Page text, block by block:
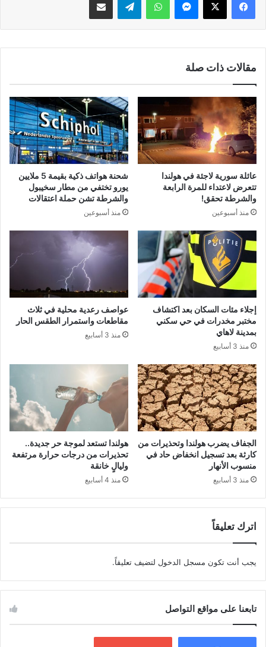
مقالات ذات صلة
عائلة سورية لاجئة في هولندا
تتعرض لاعتداء للمرة الرابعة
والشرطة تحقق!
منذ أسبوعين
شحنة هواتف ذكية بقيمة 5 ملايين
يورو تختفي من مطار سخيبول
والشرطة تشن حملة اعتقالات
منذ أسبوعين
إجلاء مئات السكان بعد اكتشاف
مختبر مخدرات في حي سكني
بمدينة لاهاي
منذ 3 أسابيع
عواصف رعدية محلية في ثلاث
مقاطعات واستمرار الطقس الحار
منذ 3 أسابيع
الجفاف يضرب هولندا وتحذيرات من
كارثة بعد تسجيل انخفاض حاد في
منسوب الأنهار
منذ 3 أسابيع
هولندا تستعد لموجة حر جديدة..
تحذيرات من درجات حرارة مرتفعة
وليالٍ خانقة
منذ 4 أسابيع
اترك تعليقاً
يجب أنت تكون مسجل الدخول لتضيف تعليقاً.
تابعنا على مواقع التواصل